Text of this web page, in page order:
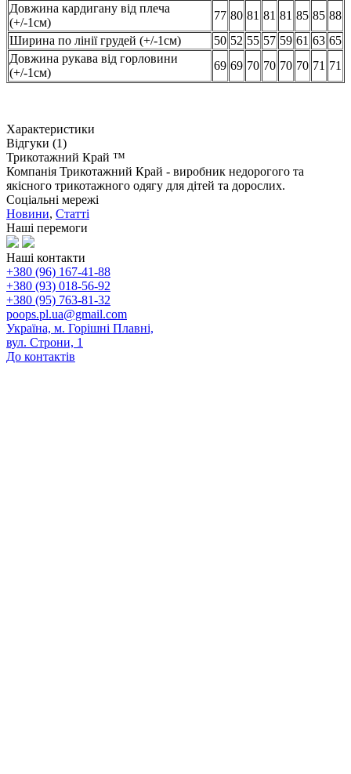
Довжина кардигану від плеча
(+/-1см)
77 80 81 81 81 85 85 88
Ширина по лінії грудей (+/-1см)
50 52 55 57 59 61 63 65
Довжина рукава від горловини
(+/-1см)
69 69 70 70 70 70 71 71
Характеристики
Відгуки (1)
Трикотажний Край ™
Компанія Трикотажний Край - виробник недорогого та
якісного трикотажного одягу для дітей та дорослих.
Соціальні мережі
Новини, Статті
Наші перемоги
Наші контакти
+380 (96) 167-41-88
+380 (93) 018-56-92
+380 (95) 763-81-32
poops.pl.ua@gmail.com
Україна, м. Горішні Плавні,
вул. Строни, 1
До контактів